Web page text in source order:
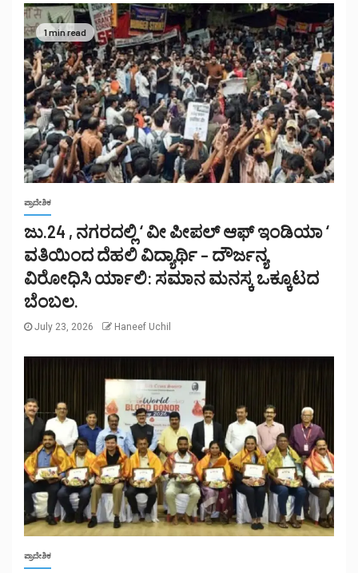
1 min read
ಪ್ರಾದೇಶಿಕ
ಜು.24 , ನಗರದಲ್ಲಿ ‘ ವೀ ಪೀಪಲ್ ಆಫ್ ಇಂಡಿಯಾ ‘
ವತಿಯಿಂದ ದೆಹಲಿ ವಿದ್ಯಾರ್ಥಿ – ದೌರ್ಜನ್ಯ
ವಿರೋಧಿಸಿ ರ್ಯಾಲಿ: ಸಮಾನ ಮನಸ್ಕ ಒಕ್ಕೂಟದ
ಬೆಂಬಲ.
July 23, 2026 Haneef Uchil
ಪ್ರಾದೇಶಿಕ